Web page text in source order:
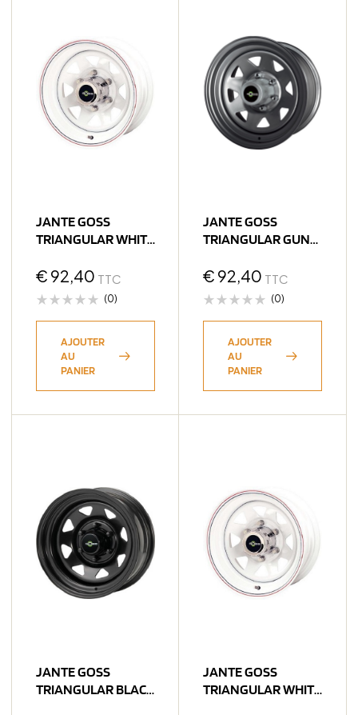
JANTE GOSS
TRIANGULAR WHITE
CB110
€ 92,40 TTC
(0)
AJOUTER
AU
PANIER
JANTE GOSS
TRIANGULAR GUN
6×139.7 ET-6 CB110
€ 92,40 TTC
(0)
AJOUTER
AU
PANIER
JANTE GOSS
TRIANGULAR BLACK
JANTE GOSS
TRIANGULAR WHITE